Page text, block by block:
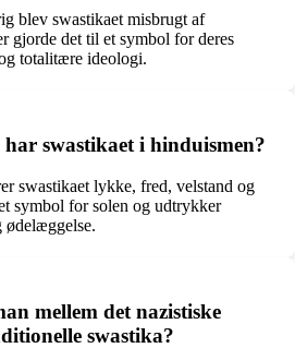
blev swastikaet misbrugt af
gjorde det til et symbol for deres
totalitære ideologi.
swastikaet i hinduismen?
swastikaet lykke, fred, velstand og
symbol for solen og udtrykker
ødelæggelse.
mellem det nazistiske
swastika?